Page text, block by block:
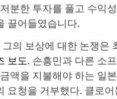
분한 투자를 풀고 수익
끌어들였습니다.
의 보상에 대한 논쟁은
보도. 손흥민과 다른 소
액을 지불해야 하는 일
요청을 거부했다. 클로